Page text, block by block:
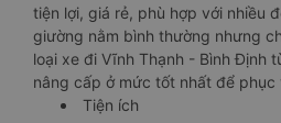
tiện lợi, giá rẻ, phù hợp với nhiều
giường nằm bình thường nhưng
loại xe đi Vĩnh Thạnh - Bình Định
nâng cấp ở mức tốt nhất để phục
Tiện ích